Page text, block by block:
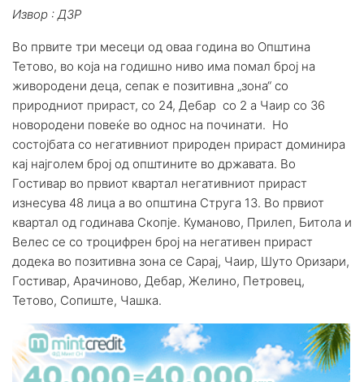
Извор : ДЗР
Во првите три месеци од оваа година во Општина
Тетово, во која на годишно ниво има помал број на
живородени деца, сепак е позитивна „зона“ со
природниот прираст, со 24, Дебар со 2 а Чаир со 36
новородени повеќе во однос на починати. Но
состојбата со негативниот природен прираст доминира
кај најголем број од општините во државата. Во
Гостивар во првиот квартал негативниот прираст
изнесува 48 лица а во општина Струга 13. Во првиот
квартал од годинава Скопје. Куманово, Прилеп, Битола и
Велес се со троцифрен број на негативен прираст
додека во позитивна зона се Сарај, Чаир, Шуто Оризари,
Гостивар, Арачиново, Дебар, Желино, Петровец,
Тетово, Сопиште, Чашка.